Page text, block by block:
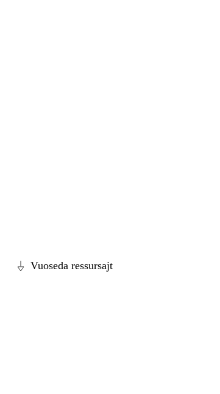
Vuoseda ressursajt